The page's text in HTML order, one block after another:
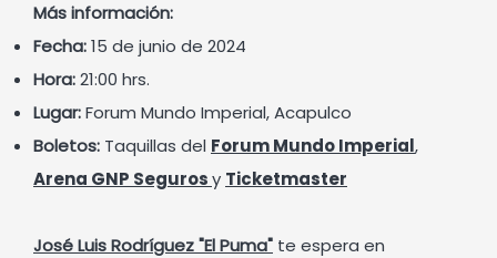
Más información:
Fecha:15 de junio de 2024
Hora:21:00 hrs.
Lugar:Forum Mundo Imperial, Acapulco
Boletos: Taquillas del Forum Mundo Imperial,
Arena GNP Segurosy Ticketmaster
José Luis Rodríguez "El Puma" te espera en